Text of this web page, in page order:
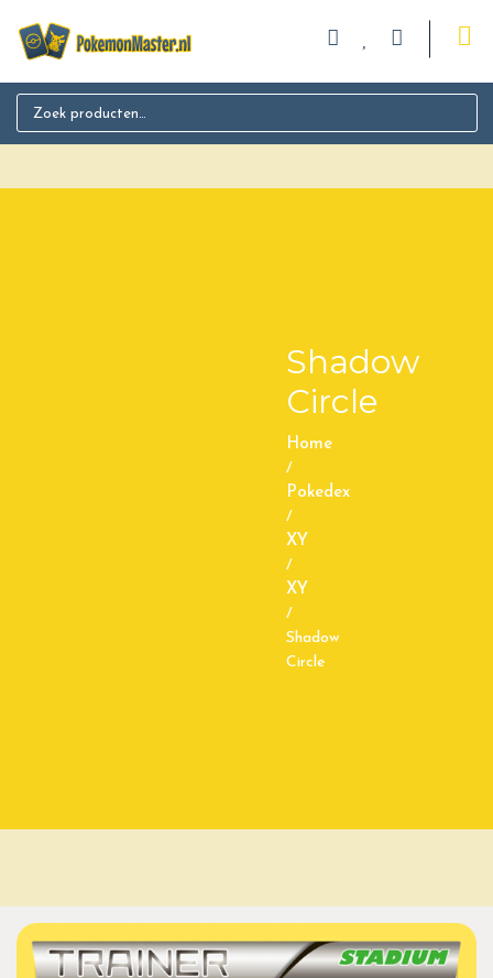
Search for:
Shadow
Circle
Home
/
Pokedex
/
XY
/
XY
/
Shadow
Circle